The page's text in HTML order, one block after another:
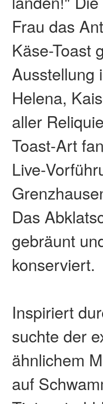
Frau das
Käse-Toast
Ausstellung
Helena,
aller
Toast-Art
Live-
Das
gebräunt
konserviert.
Inspiriert
suchte der
ähnlichem
auf